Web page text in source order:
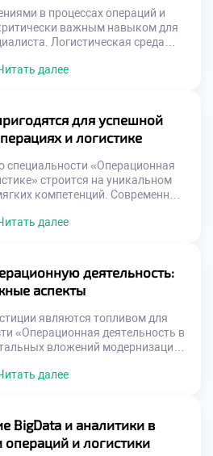
в процессах операций и
важным навыком для
Логистическая среда
теряют эффективность и
— это норма профессии.
неудачу из-за человеческого
безупречность решения не […]
далее
для успешной
и логистике
специальности «Операционная
строится на уникальном
компетенций. Современный
Работодатели ценят
человека. Управление
эмоционального интеллекта
аналитики и человечности […]
далее
деятельность:
аспекты
являются топливом для
«Операционная деятельность в
вложений модернизация
и стратегически
важно для специалиста.
требует значительных средств на
Конкуренция заставляет
далее
BigData и аналитики в
и логистики